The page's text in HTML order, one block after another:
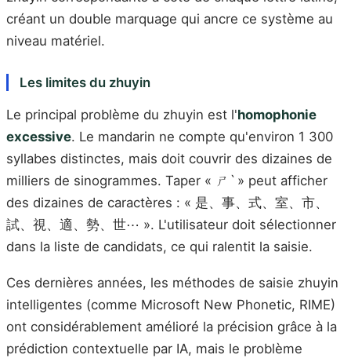
créant un double marquage qui ancre ce système au
niveau matériel.
Les limites du zhuyin
Le principal problème du zhuyin est l'homophonie
excessive. Le mandarin ne compte qu'environ 1 300
syllabes distinctes, mais doit couvrir des dizaines de
milliers de sinogrammes. Taper « ㄕˋ » peut afficher
des dizaines de caractères : « 是、事、式、室、市、
試、視、適、勢、世⋯ ». L'utilisateur doit sélectionner
dans la liste de candidats, ce qui ralentit la saisie.
Ces dernières années, les méthodes de saisie zhuyin
intelligentes (comme Microsoft New Phonetic, RIME)
ont considérablement amélioré la précision grâce à la
prédiction contextuelle par IA, mais le problème